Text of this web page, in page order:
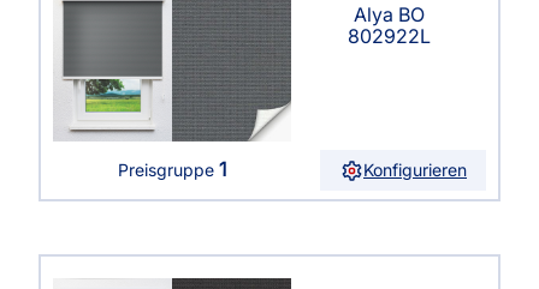
Alya BO
802922L
Preisgruppe 1 Konfigurieren